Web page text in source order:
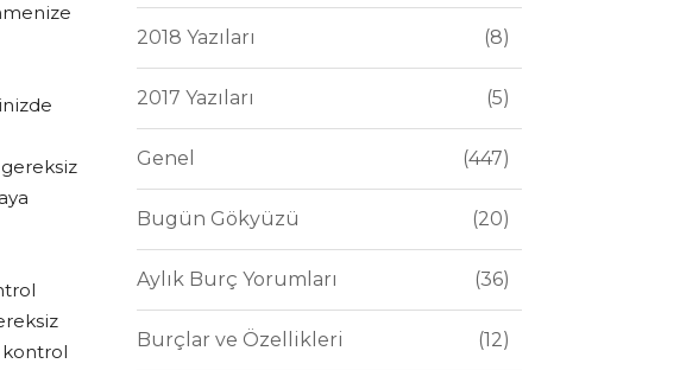
kontrol
2018 Yazıları 8
2017 Yazıları 5
Genel 447
Bugün Gökyüzü 20
Aylık Burç Yorumları 36
Burçlar ve Özellikleri 12